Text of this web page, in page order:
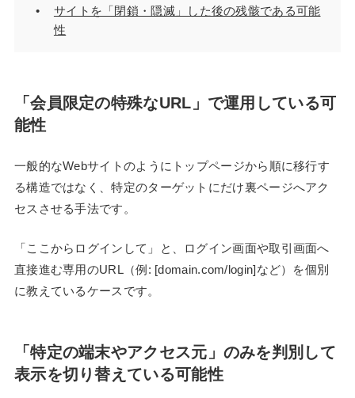
サイトを「閉鎖・隠滅」した後の残骸である可能
性
「会員限定の特殊なURL」で運用している可
能性
一般的なWebサイトのようにトップページから順に移行す
る構造ではなく、特定のターゲットにだけ裏ページへアク
セスさせる手法です。
「ここからログインして」と、ログイン画面や取引画面へ
直接進む専用のURL（例: [domain.com/login]など）を個別
に教えているケースです。
「特定の端末やアクセス元」のみを判別して
表示を切り替えている可能性